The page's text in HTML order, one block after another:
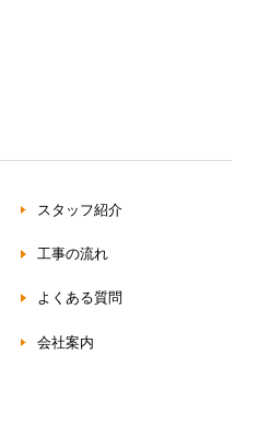
スタッフ紹介
工事の流れ
よくある質問
会社案内